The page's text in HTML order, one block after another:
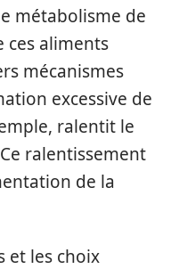
métabolisme de
ces aliments
mécanismes
excessive de
ralentit le
ralentissement
de la
et les choix